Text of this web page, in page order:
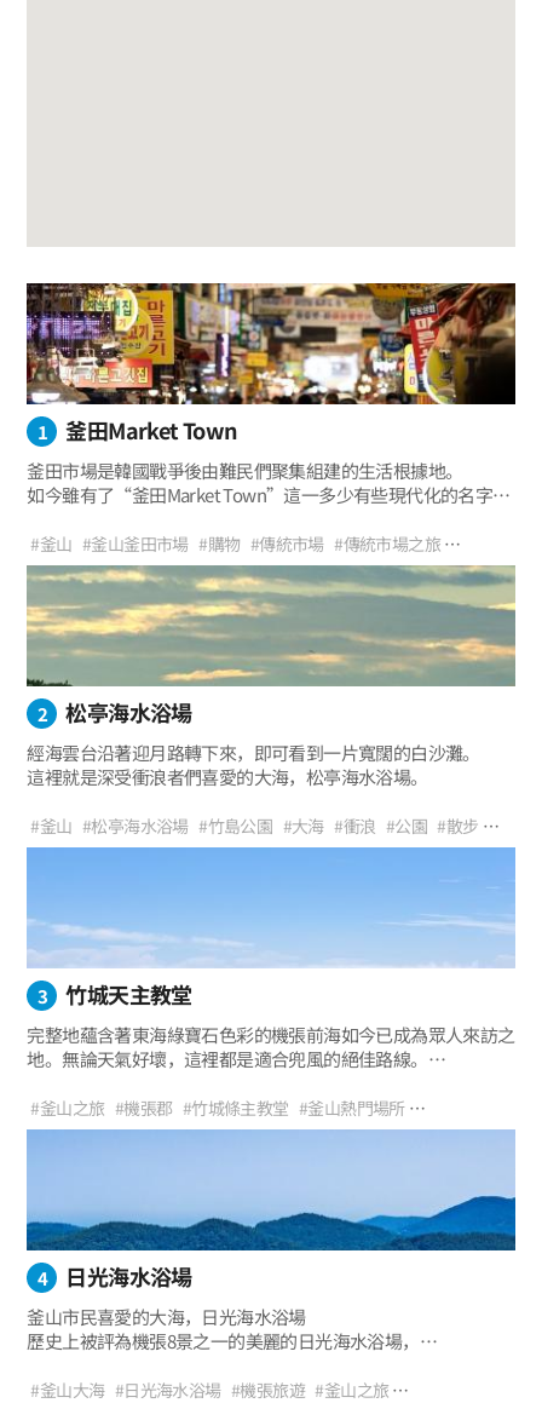
1 釜田Market Town
釜田市場是韓國戰爭後由難民們聚集組建的生活根據地。
如今雖有了“釜田Market Town”這一多少有些現代化的名字，
#釜山 #釜山釜田市場 #購物 #傳統市場 #傳統市場之旅
#家庭旅行 #美食 #出遊
2 松亭海水浴場
經海雲台沿著迎月路轉下來，即可看到一片寬闊的白沙灘。
這裡就是深受衝浪者們喜愛的大海，松亭海水浴場。
#釜山 #松亭海水浴場 #竹島公園 #大海 #衝浪 #公園 #散步
#海風 #治愈 #旅遊 #休假 #推薦行程 #家庭旅行 #拍照區
3 竹城天主教堂
完整地蘊含著東海綠寶石色彩的機張前海如今已成為眾人來訪之
地。無論天氣好壞，這裡都是適合兜風的絕佳路線。
他們必去的地方就是機張的竹城天主教堂。
#釜山之旅 #機張郡 #竹城條主教堂 #釜山熱門場所
#竹城夢想外景地 #釜山約會路線 #機張竹城天主教堂 #大海風景
4 日光海水浴場
釜山市民喜愛的大海，日光海水浴場
歷史上被評為機張8景之一的美麗的日光海水浴場，
是從高麗時代開始到鄭夢周等人士遊覽的絕景之一。
#釜山大海 #日光海水浴場 #機張旅遊 #釜山之旅